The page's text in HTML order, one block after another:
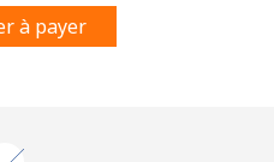
à payer